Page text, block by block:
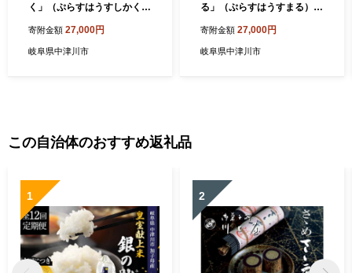
く」（ぷらすはうすしかく）
寄附金額 27,000円
岐阜県中津川市
る」（ぷらすはうすまる） F
寄附金額 27,000円
岐阜県中津川市
この自治体のおすすめ返礼品
1 2